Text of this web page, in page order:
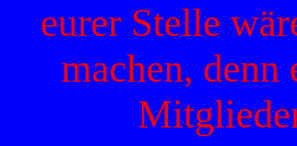
eurer Stelle
machen, denn